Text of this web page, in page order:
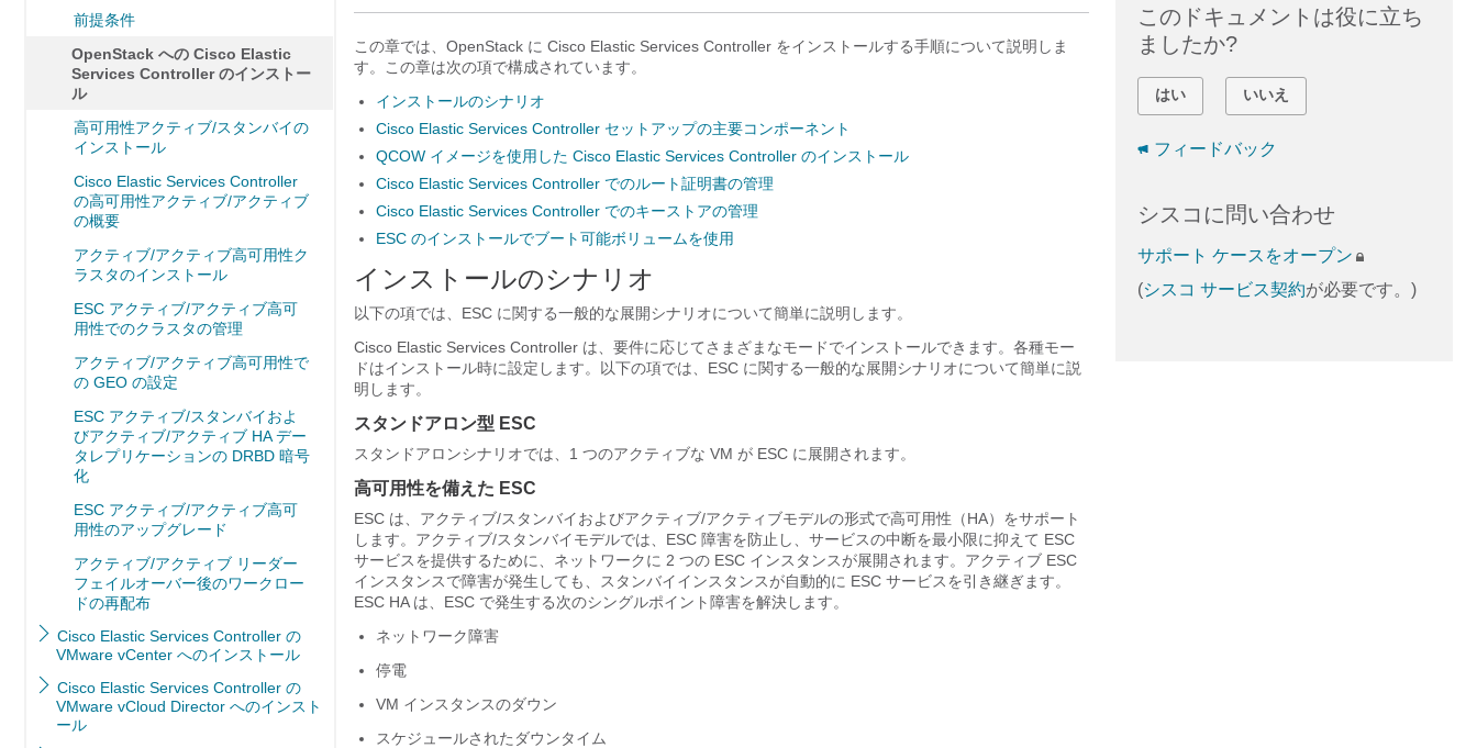
前提条件
OpenStack への Cisco Elastic
Services Controller のインストー
ル
高可用性アクティブ/スタンバイの
インストール
Cisco Elastic Services Controller
の高可用性アクティブ/アクティブ
の概要
アクティブ/アクティブ高可用性ク
ラスタのインストール
ESC アクティブ/アクティブ高可
用性でのクラスタの管理
アクティブ/アクティブ高可用性で
の GEO の設定
ESC アクティブ/スタンバイおよ
びアクティブ/アクティブ HA デー
タレプリケーションの DRBD 暗号
化
ESC アクティブ/アクティブ高可
用性のアップグレード
アクティブ/アクティブ リーダー
フェイルオーバー後のワークロー
ドの再配布
Cisco Elastic Services Controller の
VMware vCenter へのインストール
Cisco Elastic Services Controller の
VMware vCloud Director へのインスト
ール
この章では、OpenStack に Cisco Elastic Services Controller をインストールする手順について説明しま
す。この章は次の項で構成されています。
インストールのシナリオ
Cisco Elastic Services Controller セットアップの主要コンポーネント
QCOW イメージを使用した Cisco Elastic Services Controller のインストール
Cisco Elastic Services Controller でのルート証明書の管理
Cisco Elastic Services Controller でのキーストアの管理
ESC のインストールでブート可能ボリュームを使用
インストールのシナリオ
以下の項では、ESC に関する一般的な展開シナリオについて簡単に説明します。
Cisco Elastic Services Controller は、要件に応じてさまざまなモードでインストールできます。各種モー
ドはインストール時に設定します。以下の項では、ESC に関する一般的な展開シナリオについて簡単に説
明します。
スタンドアロン型 ESC
スタンドアロンシナリオでは、1 つのアクティブな VM が ESC に展開されます。
高可用性を備えた ESC
ESC は、アクティブ/スタンバイおよびアクティブ/アクティブモデルの形式で高可用性（HA）をサポート
します。アクティブ/スタンバイモデルでは、ESC 障害を防止し、サービスの中断を最小限に抑えて ESC
サービスを提供するために、ネットワークに 2 つの ESC インスタンスが展開されます。アクティブ ESC
インスタンスで障害が発生しても、スタンバイインスタンスが自動的に ESC サービスを引き継ぎます。
ESC HA は、ESC で発生する次のシングルポイント障害を解決します。
ネットワーク障害
停電
VM インスタンスのダウン
スケジュールされたダウンタイム
このドキュメントは役に立ち
ましたか?
はい いいえ
フィードバック
シスコに問い合わせ
サポート ケースをオープン
(シスコ サービス契約が必要です。)